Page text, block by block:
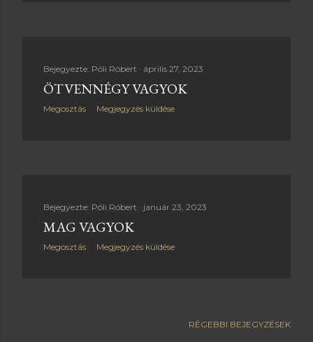
Bejegyezte: Póli Róbert április 27, 2023
ÖTVENNÉGY VAGYOK
Megosztás Megjegyzés küldése
Bejegyezte: Póli Róbert január 23, 2023
MAG VAGYOK
Megosztás Megjegyzés küldése
RÉGEBBI BEJEGYZÉSEK